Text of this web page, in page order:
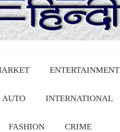
ENTERTAINMENT
AUTO INTERNATIONAL
FASHION CRIME